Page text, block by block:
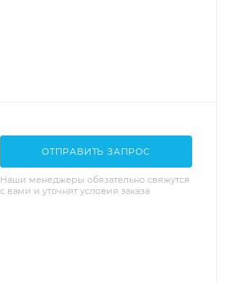
ОТПРАВИТЬ ЗАПРОС
Наши менеджеры обязательно свяжутся
с вами и уточнят условия заказа